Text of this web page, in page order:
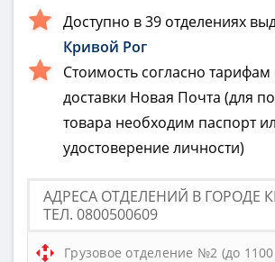
Доступно в 39 отделениях
Кривой Рог
Стоимость согласно тарифам
доставки Новая Почта (для
товара необходим паспорт
удостоверение личности)
АДРЕСА ОТДЕЛЕНИЙ В ГОРОДЕ
ТЕЛ. 0800500609
Грузовое отделение №2 (до 1100